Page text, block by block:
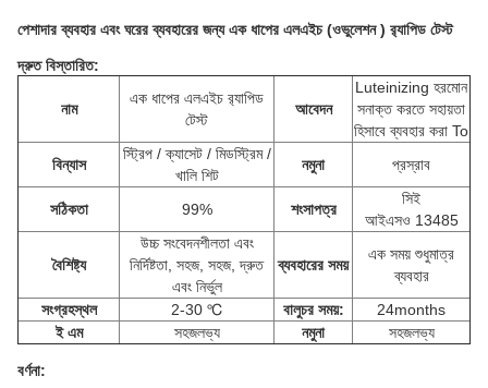
পেশাদার ব্যবহার এবং ঘরের ব্যবহারের জন্য এক ধাপের এলএইচ (ওভুলেশন ) র‌্যাপিড টেস্ট
দ্রুত বিস্তারিত:
নাম
এক ধাপের এলএইচ র‌্যাপিড
টেস্ট
আবেদন
Luteinizing হরমোন
সনাক্ত করতে সহায়তা
হিসাবে ব্যবহার করা To
বিন্যাস
স্ট্রিপ / ক্যাসেট / মিডস্ট্রিম /
খালি শিট
নমুনা প্রস্রাব
সঠিকতা 99% শংসাপত্র
সিই
আইএসও 13485
বৈশিষ্ট্য
উচ্চ সংবেদনশীলতা এবং
নির্দিষ্টতা, সহজ, সহজ, দ্রুত
এবং নির্ভুল
ব্যবহারের সময়
এক সময় শুধুমাত্র
ব্যবহার
সংগ্রহস্থল
2-30 ℃ বালুচর সময়:
24months
ই এম
সহজলভ্য নমুনা সহজলভ্য
বর্ণনা: